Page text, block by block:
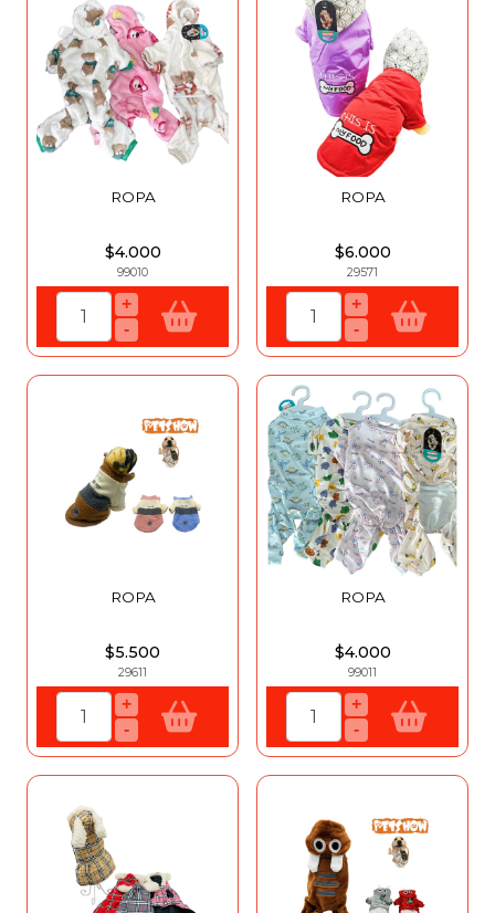
ROPA
$4.000
99010
+
-
ROPA
$6.000
29571
+
-
ROPA
$5.500
29611
+
-
ROPA
$4.000
99011
+
-